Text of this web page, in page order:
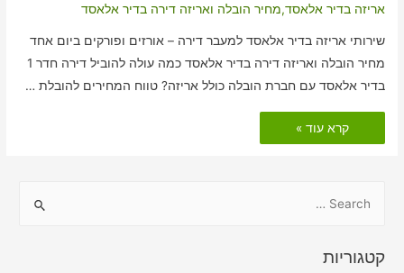
אריזה בדיר אלאסד,מחיר הובלה ואריזה דירה בדיר אלאסד
שירותי אריזה בדיר אלאסד למעבר דירה – אורזים ופורקים ביום אחד
מחיר הובלה ואריזה דירה בדיר אלאסד כמה עולה להוביל דירה חדר 1
בדיר אלאסד עם חברת הובלה כולל אריזה? טווח המחירים להובלת …
הובלות
דירה
כולל
קרא עוד »
r
קטגוריות